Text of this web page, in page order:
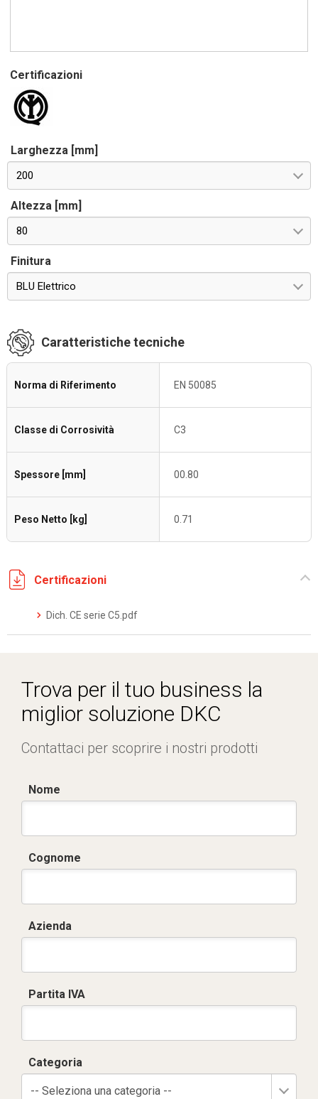
Certificazioni
Larghezza [mm]
200
Altezza [mm]
80
Finitura
BLU Elettrico
Caratteristiche tecniche
Norma di Riferimento EN 50085
Classe di Corrosività C3
Spessore [mm] 00.80
Peso Netto [kg] 0.71
Certificazioni
Dich. CE serie C5.pdf
Trova per il tuo business la
miglior soluzione DKC
Contattaci per scoprire i nostri prodotti
Nome
Cognome
Azienda
Partita IVA
Categoria
-- Seleziona una categoria --